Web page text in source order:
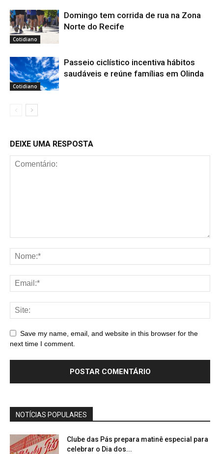
Cotidiano
Domingo tem corrida de rua na Zona
Norte do Recife
Cotidiano
Passeio ciclístico incentiva hábitos
saudáveis e reúne famílias em Olinda
DEIXE UMA RESPOSTA
Save my name, email, and website in this browser for the
next time I comment.
NOTÍCIAS POPULARES
Clube das Pás prepara matinê especial para
celebrar o Dia dos...